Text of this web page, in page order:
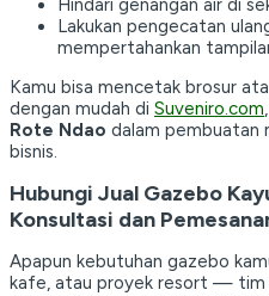
Hindari genangan air di
Lakukan pengecatan
mempertahankan
Kamu bisa mencetak brosur
dengan mudah di Suveniro.com
Rote Ndao dalam pembuatan
bisnis.
Hubungi Jual Gazebo
Konsultasi dan
Apapun kebutuhan gazebo
kafe, atau proyek resort — tim